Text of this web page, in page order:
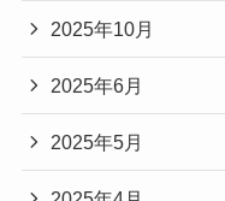
2025年10月
2025年6月
2025年5月